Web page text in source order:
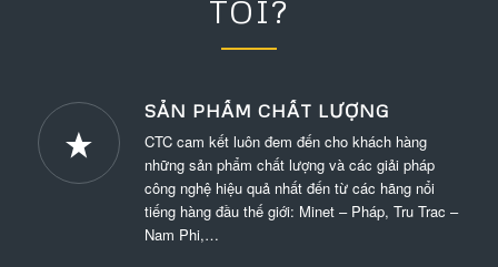
TÔI?
SẢN PHẨM CHẤT LƯỢNG
CTC cam kết luôn đem đến cho khách hàng
những sản phẩm chất lượng và các giải pháp
công nghệ hiệu quả nhất đến từ các hãng nổi
tiếng hàng đầu thế giới: Minet – Pháp, Tru Trac –
Nam Phi,…